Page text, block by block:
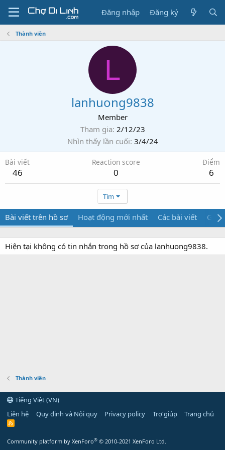
Đăng nhập Đăng ký
Thành viên
L
lanhuong9838
Member
Tham gia 2/12/23
Nhìn thấy lần cuối 3/4/24
Bài viết
46
Reaction score
0
Điểm
6
Tìm
Bài viết trên hồ sơ Hoạt động mới nhất Các bài viết Giới
Hiện tại không có tin nhắn trong hồ sơ của lanhuong9838.
Thành viên
Tiếng Việt (VN)
Liên hệ
Quy định và Nội quy Privacy policy Trợ giúp Trang chủ
R
Community platform by XenForo® © 2010-2021 XenForo Ltd.